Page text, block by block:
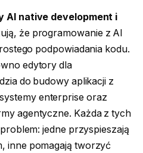
AI native development i
że programowanie z AI
podpowiadania kodu.
edytory dla
do budowy aplikacji z
enterprise oraz
agentyczne. Każda z tych
jedne przyspieszają
inne pomagają tworzyć